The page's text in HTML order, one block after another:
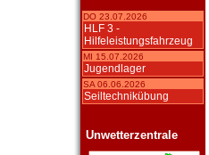
DO 23.07.2026
HLF 3 -
Hilfeleistungsfahrzeug
MI 15.07.2026
Jugendlager
SA 06.06.2026
Seiltechnikübung
Unwetterzentrale